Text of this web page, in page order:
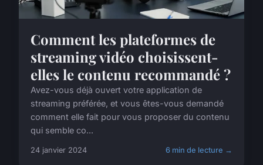
Comment les plateformes de
streaming vidéo choisissent-
elles le contenu recommandé ?
Avez-vous déjà ouvert votre application de
streaming préférée, et vous êtes-vous demandé
comment elle fait pour vous proposer du contenu
qui semble co...
24 janvier 2024 6 min de lecture →